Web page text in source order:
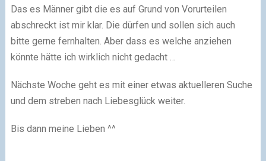
Das es Männer gibt die es auf Grund von Vorurteilen
abschreckt ist mir klar. Die dürfen und sollen sich auch
bitte gerne fernhalten. Aber dass es welche anziehen
könnte hätte ich wirklich nicht gedacht …
Nächste Woche geht es mit einer etwas aktuelleren Suche
und dem streben nach Liebesglück weiter.
Bis dann meine Lieben ^^